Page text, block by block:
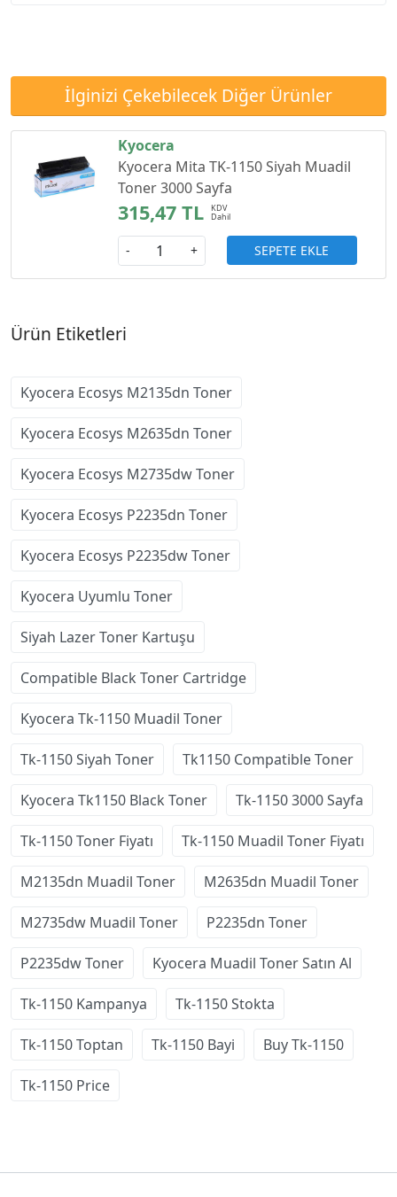
İlginizi Çekebilecek Diğer Ürünler
Kyocera
Kyocera Mita TK-1150 Siyah Muadil
Toner 3000 Sayfa
315,47 TL
- + SEPETE EKLE
Ürün Etiketleri
Kyocera Ecosys M2135dn Toner
Kyocera Ecosys M2635dn Toner
Kyocera Ecosys M2735dw Toner
Kyocera Ecosys P2235dn Toner
Kyocera Ecosys P2235dw Toner
Kyocera Uyumlu Toner
Siyah Lazer Toner Kartuşu
Compatible Black Toner Cartridge
Kyocera Tk-1150 Muadil Toner
Tk-1150 Siyah Toner Tk1150 Compatible Toner
Kyocera Tk1150 Black Toner Tk-1150 3000 Sayfa
Tk-1150 Toner Fiyatı Tk-1150 Muadil Toner Fiyatı
M2135dn Muadil Toner M2635dn Muadil Toner
M2735dw Muadil Toner P2235dn Toner
P2235dw Toner Kyocera Muadil Toner Satın Al
Tk-1150 Kampanya Tk-1150 Stokta
Tk-1150 Toptan Tk-1150 Bayi Buy Tk-1150
Tk-1150 Price